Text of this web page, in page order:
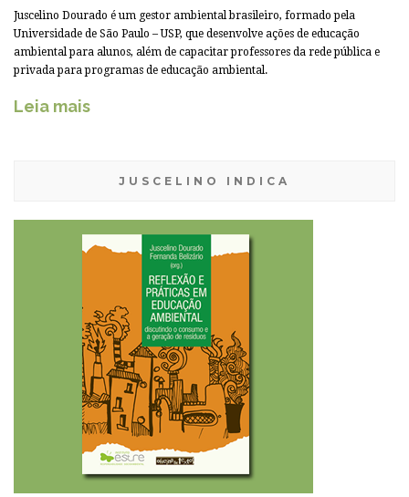
Juscelino Dourado é um gestor ambiental brasileiro, formado pela
Universidade de São Paulo – USP, que desenvolve ações de educação
ambiental para alunos, além de capacitar professores da rede pública e
privada para programas de educação ambiental.
Leia mais
JUSCELINO INDICA